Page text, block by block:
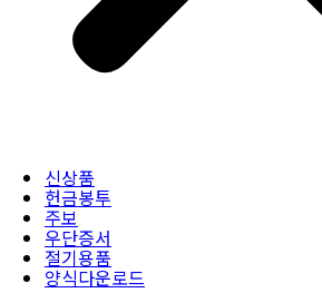
신상품
헌금봉투
주보
우단증서
절기용품
양식다운로드